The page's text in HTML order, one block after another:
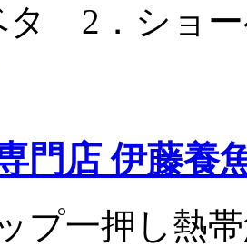
タ 2．ショ
門店 伊藤養
プ一押し熱